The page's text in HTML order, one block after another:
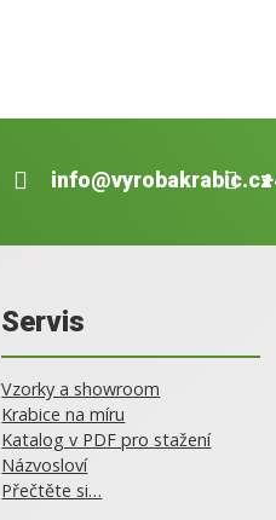
info@vyrobakrabic.cz
Servis
Vzorky a showroom
Krabice na míru
Katalog v PDF pro stažení
Názvosloví
Přečtěte si…